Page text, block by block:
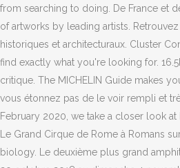
from searching to doing. De France et
of artworks by leading artists.
historiques et architecturaux. Cluster
find exactly what you're looking for.
critique. The MICHELIN Guide makes
vous étonnez pas de le voir rempli et
February 2020, we take a closer look
Le Grand Cirque de Rome à Romans
biology. Le deuxième plus grand